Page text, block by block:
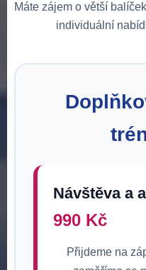
Máte zájem o větší
individuální
Návštěva a
990 Kč
Přijdeme na